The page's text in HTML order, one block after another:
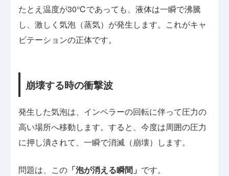
たとえ温度が30℃であっても、液体は一瞬で沸騰
し、激しく気泡（蒸気）が発生します。これがキャ
ビテーションの正体です。
崩壊する時の衝撃波
発生した気泡は、インペラーの回転に伴って圧力の
高い場所へ移動します。すると、今度は周囲の圧力
に押し潰されて、一瞬で消滅（崩壊）します。
問題は、この 「泡が消える瞬間」 です。